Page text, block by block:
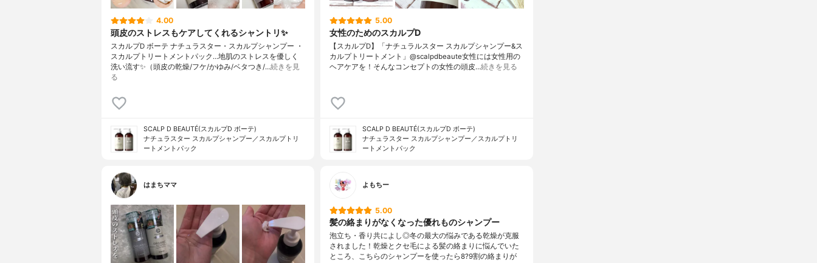
4.00
頭皮のストレスもケアしてくれるシャントリ✨
スカルプD ボーテ ナチュラスター・スカルプシャンプー ・
スカルプトリートメントパック…地肌のストレスを優しく
洗い流す✨（頭皮の乾燥/フケ/かゆみ/ベタつき/…続きを見
る
SCALP D BEAUTÉ(スカルプD ボーテ)
ナチュラスター スカルプシャンプー／スカルプトリ
ートメントパック
5.00
女性のためのスカルプD
【スカルプD】「ナチュラルスター スカルプシャンプー&ス
カルプトリートメント」@scalpdbeaute女性には女性用の
ヘアケアを！そんなコンセプトの女性の頭皮…続きを見る
SCALP D BEAUTÉ(スカルプD ボーテ)
ナチュラスター スカルプシャンプー／スカルプトリ
ートメントパック
はまちママ よもちー
5.00
髪の絡まりがなくなった優れものシャンプー
泡立ち・香り共によし◎冬の最大の悩みである乾燥が克服
されました！乾燥とクセ毛による髪の絡まりに悩んでいた
ところ、こちらのシャンプーを使ったら8?9割の絡まりが